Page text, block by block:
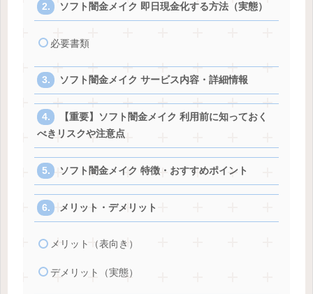
ソフト闇金メイク 即日現金化する方法（実態）
必要書類
ソフト闇金メイク サービス内容・詳細情報
【重要】ソフト闇金メイク 利用前に知っておく
べきリスクや注意点
ソフト闇金メイク 特徴・おすすめポイント
メリット・デメリット
メリット（表向き）
デメリット（実態）